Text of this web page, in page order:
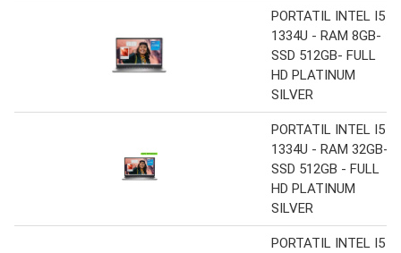
PORTATIL INTEL I5
1334U - RAM 8GB-
SSD 512GB- FULL
HD PLATINUM
SILVER
PORTATIL INTEL I5
1334U - RAM 32GB-
SSD 512GB - FULL
HD PLATINUM
SILVER
PORTATIL INTEL I5